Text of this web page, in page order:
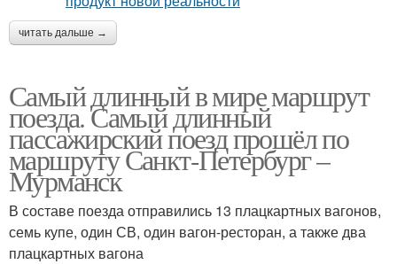
читать дальше →
Самый длинный в мире маршрут
поезда. Самый длинный
пассажирский поезд прошёл по
маршруту Санкт-Петербург –
Мурманск
В составе поезда отправились 13 плацкартных вагонов,
семь купе, один СВ, один вагон-ресторан, а также два
плацкартных вагона